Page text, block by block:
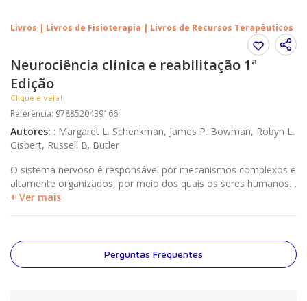
Livros | Livros de Fisioterapia | Livros de Recursos Terapêuticos
Neurociência clínica e reabilitação 1ª
Edição
Clique e veja!
Referência: 9788520439166
Autores: : Margaret L. Schenkman, James P. Bowman, Robyn L.
Gisbert, Russell B. Butler
O sistema nervoso é responsável por mecanismos complexos e
altamente organizados, por meio dos quais os seres humanos
interagem com o mundo. Muitas abordagens de reabilitação
facilitam a sua aplicação na prática clínica.
+ Ver mais
Perguntas Frequentes